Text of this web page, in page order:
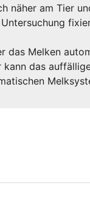
näher am Tier
das Melken
kann das